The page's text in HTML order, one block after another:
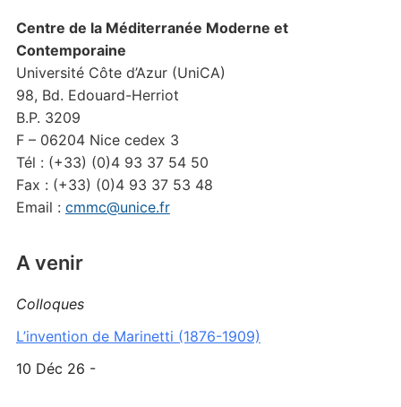
Centre de la Méditerranée Moderne et
Contemporaine
Université Côte d’Azur (UniCA)
98, Bd. Edouard-Herriot
B.P. 3209
F – 06204 Nice cedex 3
Tél : (+33) (0)4 93 37 54 50
Fax : (+33) (0)4 93 37 53 48
Email : cmmc@unice.fr
A venir
Colloques
L’invention de Marinetti (1876-1909)
10 Déc 26 -